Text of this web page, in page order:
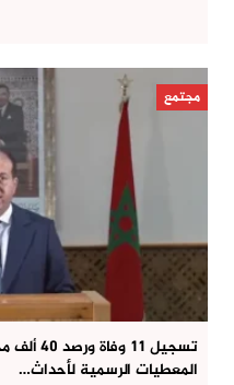
مجتمع
تسجيل
المعطيات الرسمية لأحداث…